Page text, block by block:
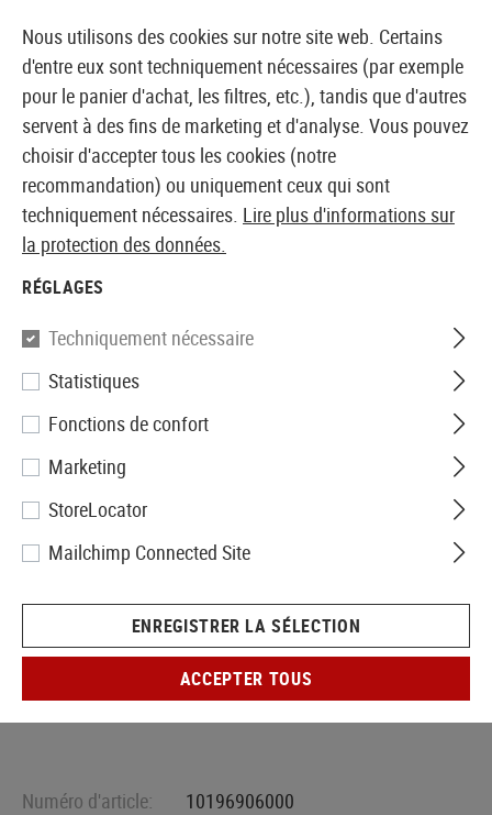
BOUTIQUE ET GROSSISTE EUROPÉEN AIRSOFT
Accueil Répliques Airsoft Pistolets Airsoft
KJ Works
KP-08 Full Metal GBB
Numéro d'article:
10196906000
Nous utilisons des cookies sur notre site web. Certains
d'entre eux sont techniquement nécessaires (par exemple
pour le panier d'achat, les filtres, etc.), tandis que d'autres
servent à des fins de marketing et d'analyse. Vous pouvez
choisir d'accepter tous les cookies (notre
recommandation) ou uniquement ceux qui sont
techniquement nécessaires. Lire plus d'informations sur
la protection des données.
RÉGLAGES
Techniquement nécessaire
Statistiques
Fonctions de confort
Marketing
StoreLocator
Mailchimp Connected Site
ENREGISTRER LA SÉLECTION
ACCEPTER TOUS